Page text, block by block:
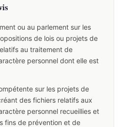
ou au parlement sur les
de lois ou projets de
au traitement de
personnel dont elle est
sur les projets de
des fichiers relatifs aux
personnel recueillies et
fins de prévention et de